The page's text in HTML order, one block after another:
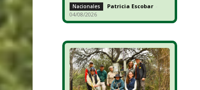
Nacionales Patricia Escobar -
04/08/2026